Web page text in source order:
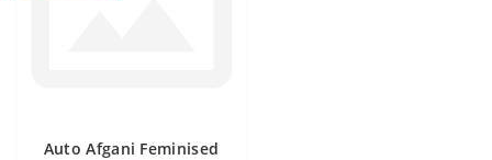
Auto Afgani Feminised